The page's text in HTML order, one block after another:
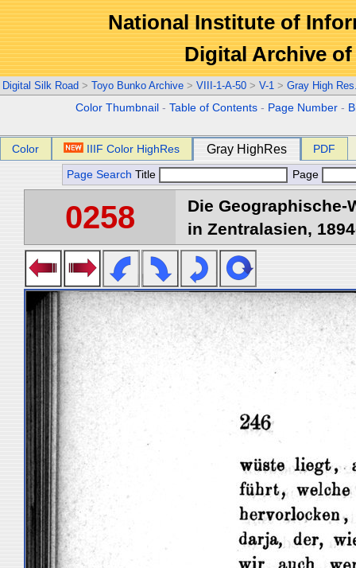
National Institute of
Digital Archive
Digital Silk Road > Toyo Bunko Archive > VIII-1-A-50 > V-1 > Gray High
Color Thumbnail -Table of Contents - Page Number -
Color IIIF Color HighRes Gray HighRes PDF
Page Search Title Page
0258
Die
in Zentralasien,